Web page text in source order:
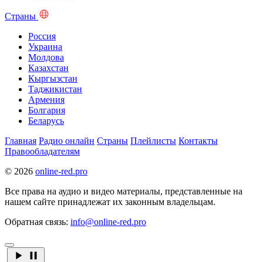
Страны
Россия
Украина
Молдова
Казахстан
Кыргызстан
Таджикистан
Армения
Болгария
Беларусь
Главная Радио онлайн Страны Плейлисты Контакты
Правообладателям
© 2026 online-red.pro
Все права на аудио и видео материалы, представленные на
нашем сайте принадлежат их законным владельцам.
Обратная связь: info@online-red.pro